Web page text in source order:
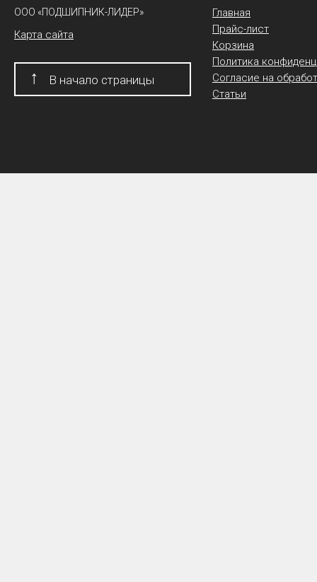
ООО «ПОДШИПНИК-ЛИДЕР»
Карта сайта
↑ В начало страницы
Главная
Прайс-лист
Корзина
Политика
Согласие на
Статьи